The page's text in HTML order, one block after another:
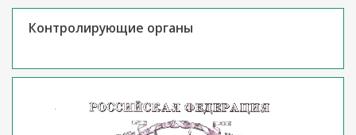
Контролирующие органы